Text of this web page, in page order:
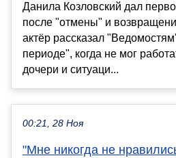
Данила Козловский дал
после "отмены" и
актёр рассказал
периоде", когда не мог
дочери и ситуаци...
00:21, 28 Ноя
"Мне никогда не